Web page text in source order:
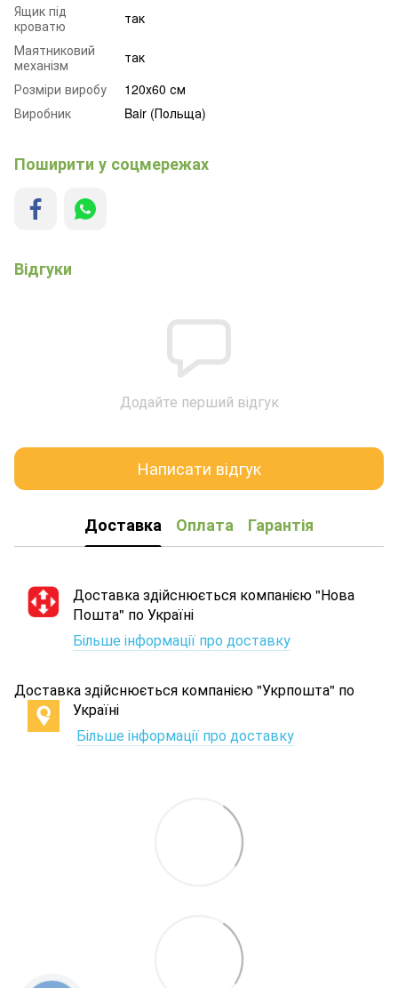
Ящик під
кроватю
так
Маятниковий
механізм
так
Розміри виробу
120х60 см
Виробник
Bair (Польща)
Поширити у соцмережах
Відгуки
Додайте перший відгук
Написати відгук
Доставка Оплата Гарантія
Доставка здійснюється компанією "Нова
Пошта" по Україні
Більше інформації про доставку
Доставка здійснюється компанією "Укрпошта" по
Україні
Більше інформації про доставку